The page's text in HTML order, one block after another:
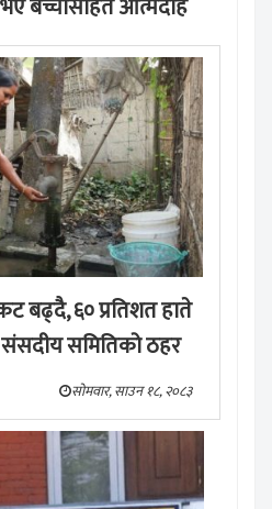
मङ्लबार, साउन १९, २०८३
बढ्दै, ६० प्रतिशत हाते
समितिको ठहर
सोमवार, साउन १८, २०८३